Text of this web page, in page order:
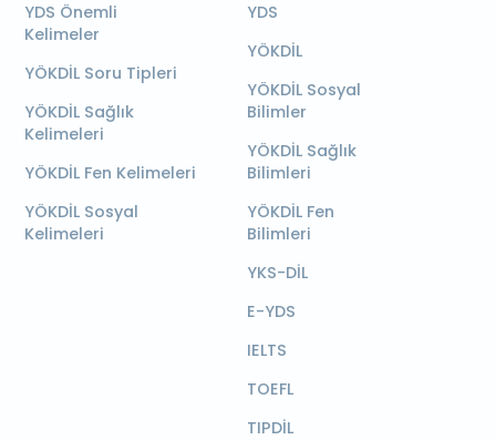
YDS Önemli
Kelimeler
YÖKDİL Soru Tipleri
YÖKDİL Sağlık
Kelimeleri
YÖKDİL Fen Kelimeleri
YÖKDİL Sosyal
Kelimeleri
YDS
YÖKDİL
YÖKDİL Sosyal
Bilimler
YÖKDİL Sağlık
Bilimleri
YÖKDİL Fen
Bilimleri
YKS-DİL
E-YDS
IELTS
TOEFL
TIPDİL